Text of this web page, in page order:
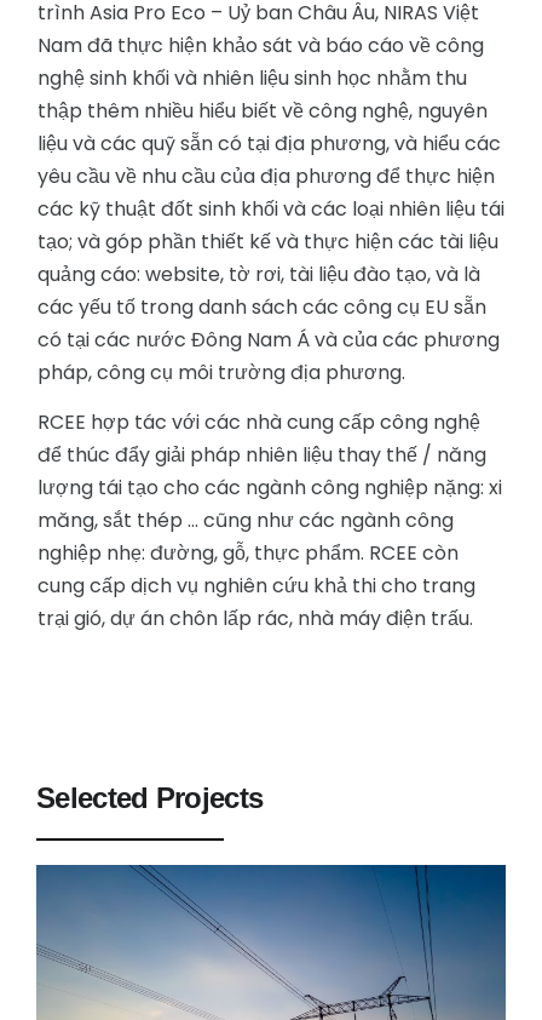
trình Asia Pro Eco – Uỷ ban Châu Âu, NIRAS Việt
Nam đã thực hiện khảo sát và báo cáo về công
nghệ sinh khối và nhiên liệu sinh học nhằm thu
thập thêm nhiều hiểu biết về công nghệ, nguyên
liệu và các quỹ sẵn có tại địa phương, và hiểu các
yêu cầu về nhu cầu của địa phương để thực hiện
các kỹ thuật đốt sinh khối và các loại nhiên liệu tái
tạo; và góp phần thiết kế và thực hiện các tài liệu
quảng cáo: website, tờ rơi, tài liệu đào tạo, và là
các yếu tố trong danh sách các công cụ EU sẵn
có tại các nước Đông Nam Á và của các phương
pháp, công cụ môi trường địa phương.
RCEE hợp tác với các nhà cung cấp công nghệ
để thúc đẩy giải pháp nhiên liệu thay thế / năng
lượng tái tạo cho các ngành công nghiệp nặng: xi
măng, sắt thép ... cũng như các ngành công
nghiệp nhẹ: đường, gỗ, thực phẩm. RCEE còn
cung cấp dịch vụ nghiên cứu khả thi cho trang
trại gió, dự án chôn lấp rác, nhà máy điện trấu.
Selected Projects